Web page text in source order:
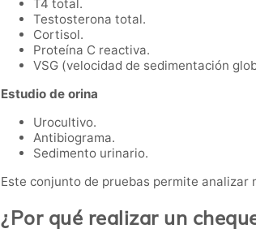
T4 total.
Testosterona total.
Cortisol.
Proteína C reactiva.
VSG (velocidad de sedimentación
Estudio de orina
Urocultivo.
Antibiograma.
Sedimento urinario.
Este conjunto de pruebas permite
¿Por qué realizar un